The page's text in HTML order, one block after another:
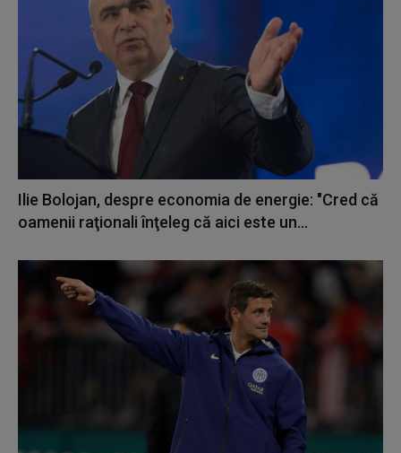
Ilie Bolojan, despre economia de energie: "Cred că
oamenii raţionali înţeleg că aici este un...